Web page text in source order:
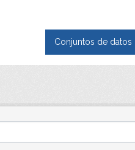
Conjuntos de datos